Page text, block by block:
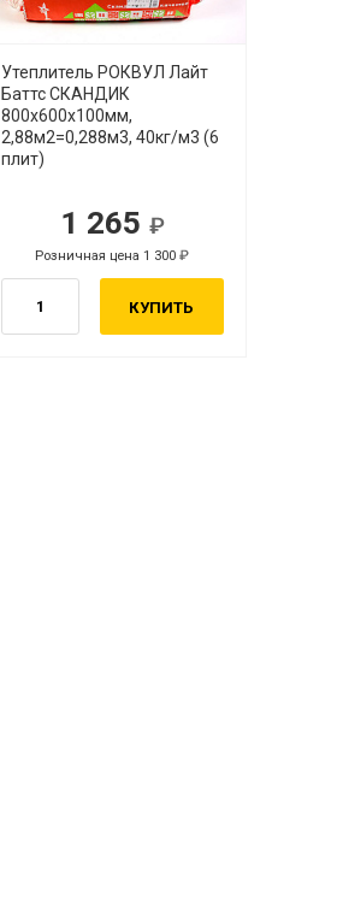
Утеплитель РОКВУЛ Лайт
Баттс СКАНДИК
800х600х100мм,
2,88м2=0,288м3, 40кг/м3 (6
плит)
1 265
Розничная цена 1 300
КУПИТЬ